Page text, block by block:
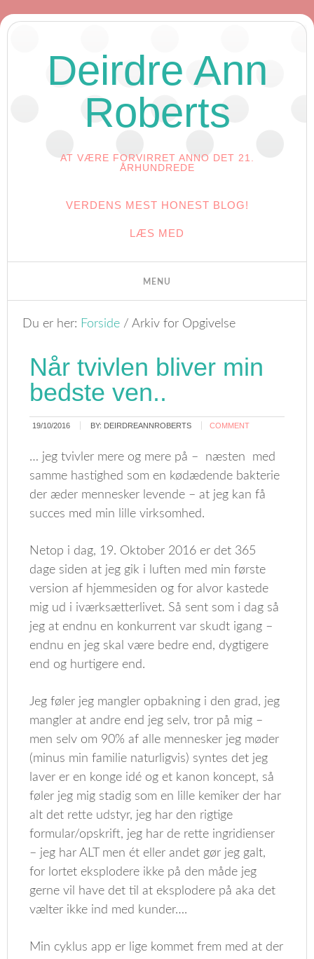
Deirdre Ann
Roberts
AT VÆRE FORVIRRET ANNO DET 21.
ÅRHUNDREDE
VERDENS MEST HONEST BLOG!
LÆS MED
Du er her: Forside / Arkiv for Opgivelse
Når tvivlen bliver min
bedste ven..
19/10/2016 BY: DEIRDREANNROBERTS COMMENT
… jeg tvivler mere og mere på – næsten med
samme hastighed som en kødædende bakterie
der æder mennesker levende – at jeg kan få
succes med min lille virksomhed.
Netop i dag, 19. Oktober 2016 er det 365
dage siden at jeg gik i luften med min første
version af hjemmesiden og for alvor kastede
mig ud i iværksætterlivet. Så sent som i dag så
jeg at endnu en konkurrent var skudt igang –
endnu en jeg skal være bedre end, dygtigere
end og hurtigere end.
Jeg føler jeg mangler opbakning i den grad, jeg
mangler at andre end jeg selv, tror på mig –
men selv om 90% af alle mennesker jeg møder
(minus min familie naturligvis) syntes det jeg
laver er en konge idé og et kanon koncept, så
føler jeg mig stadig som en lille kemiker der har
alt det rette udstyr, jeg har den rigtige
formular/opskrift, jeg har de rette ingridienser
– jeg har ALT men ét eller andet gør jeg galt,
for lortet eksplodere ikke på den måde jeg
gerne vil have det til at eksplodere på aka det
vælter ikke ind med kunder….
Min cyklus app er lige kommet frem med at der